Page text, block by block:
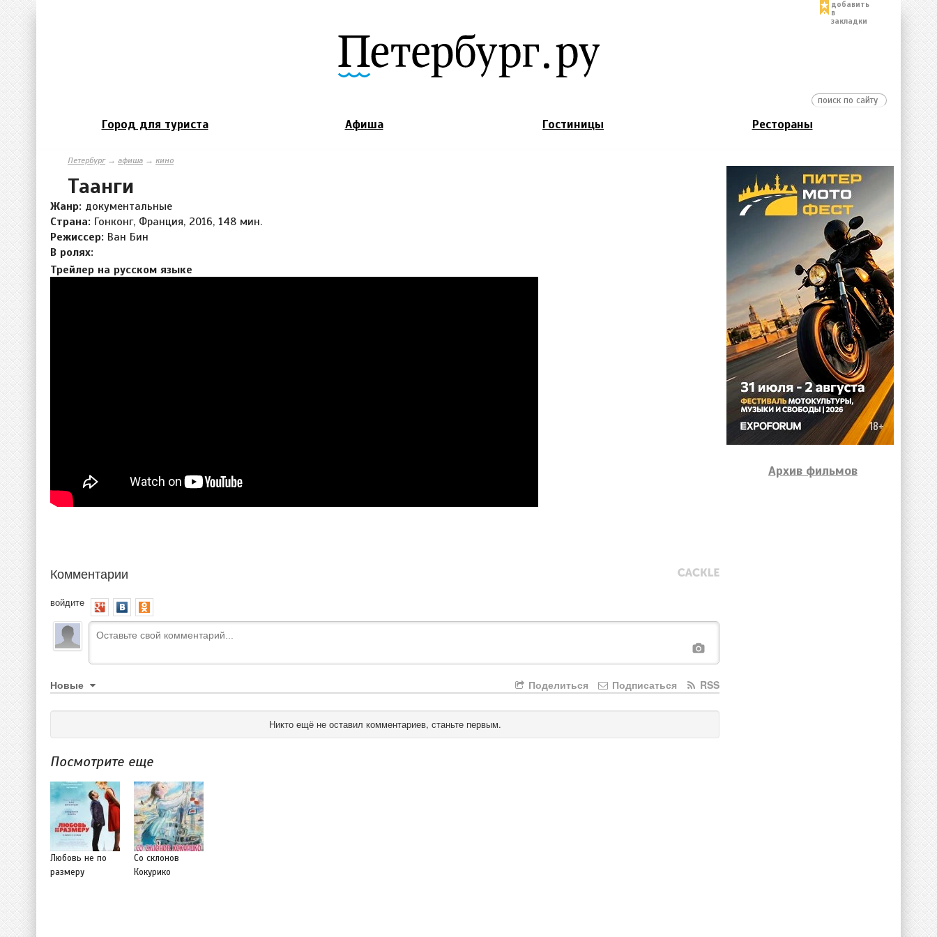
добавить
в
закладки
Город для туриста Афиша Гостиницы Рестораны
Петербург→ афиша → кино
Таанги
Жанр: документальные
Страна: Гонконг, Франция, 2016, 148 мин.
Режиссер: Ван Бин
В ролях:
Трейлер на русском языке
Комментарии
войдите
Новые RSS
Подписаться
Поделиться
Никто ещё не оставил комментариев, станьте первым.
Посмотрите еще
Любовь не по
размеру
Со склонов
Кокурико
Архив фильмов